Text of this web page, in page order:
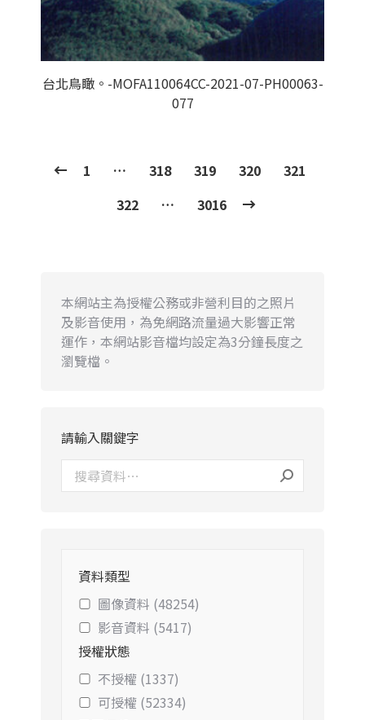
台北鳥瞰。-MOFA110064CC-2021-07-PH00063-
077
1 … 318 319 320
321
322
… 3016
本網站主為授權公務或非營利目的之照片
及影音使用，為免網路流量過大影響正常
運作，本網站影音檔均設定為3分鐘長度之
瀏覽檔。
請輸入關鍵字
資料類型
圖像資料 (48254)
影音資料 (5417)
授權狀態
不授權 (1337)
可授權 (52334)